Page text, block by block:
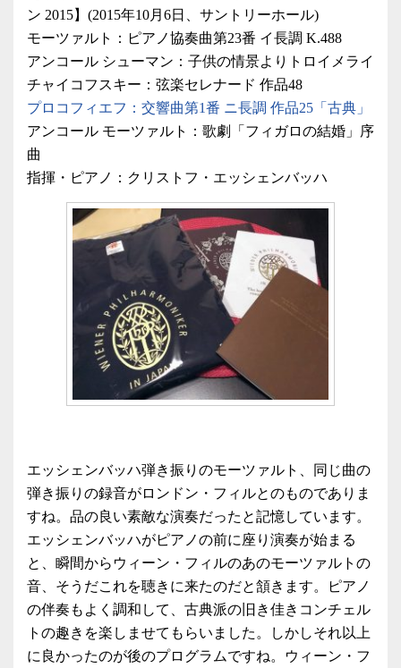
ン 2015】(2015年10月6日、サントリーホール)
モーツァルト：ピアノ協奏曲第23番 イ長調 K.488
アンコール シューマン：子供の情景よりトロイメライ
チャイコフスキー：弦楽セレナード 作品48
プロコフィエフ：交響曲第1番 ニ長調 作品25「古典」
アンコール モーツァルト：歌劇「フィガロの結婚」序
曲
指揮・ピアノ：クリストフ・エッシェンバッハ
エッシェンバッハ弾き振りのモーツァルト、同じ曲の
弾き振りの録音がロンドン・フィルとのものでありま
すね。品の良い素敵な演奏だったと記憶しています。
エッシェンバッハがピアノの前に座り演奏が始まる
と、瞬間からウィーン・フィルのあのモーツァルトの
音、そうだこれを聴きに来たのだと頷きます。ピアノ
の伴奏もよく調和して、古典派の旧き佳きコンチェル
トの趣きを楽しませてもらいました。しかしそれ以上
に良かったのが後のプログラムですね。ウィーン・フ